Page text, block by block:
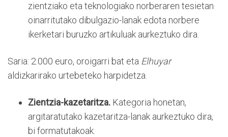
zientziako eta teknologiako norberaren tesietan
oinarritutako dibulgazio-lanak edota norbere
ikerketari buruzko artikuluak aurkeztuko dira.
Saria: 2.000 euro, oroigarri bat eta Elhuyar
aldizkarirako urtebeteko harpidetza.
Zientzia-kazetaritza. Kategoria honetan,
argitaratutako kazetaritza-lanak aurkeztuko dira,
bi formatutakoak.